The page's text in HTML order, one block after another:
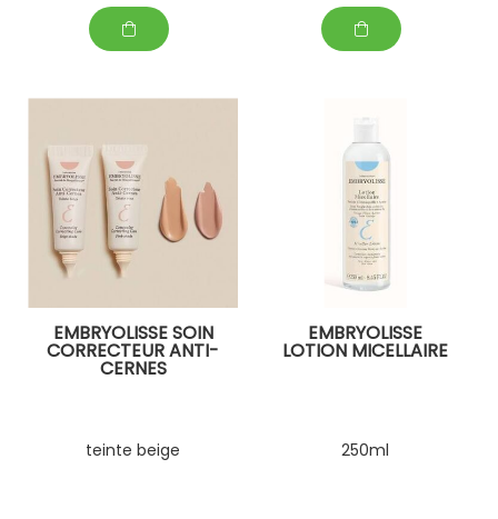
EMBRYOLISSE SOIN
CORRECTEUR ANTI-
CERNES
teinte beige
EMBRYOLISSE
LOTION MICELLAIRE
250ml